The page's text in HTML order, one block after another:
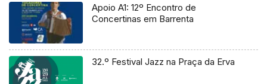
Apoio A1: 12º Encontro de
Concertinas em Barrenta
32.º Festival Jazz na Praça da Erva